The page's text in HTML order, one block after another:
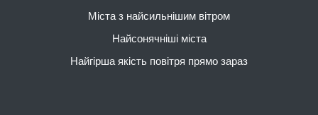
Міста з найсильнішим вітром
Найсонячніші міста
Найгірша якість повітря прямо зараз